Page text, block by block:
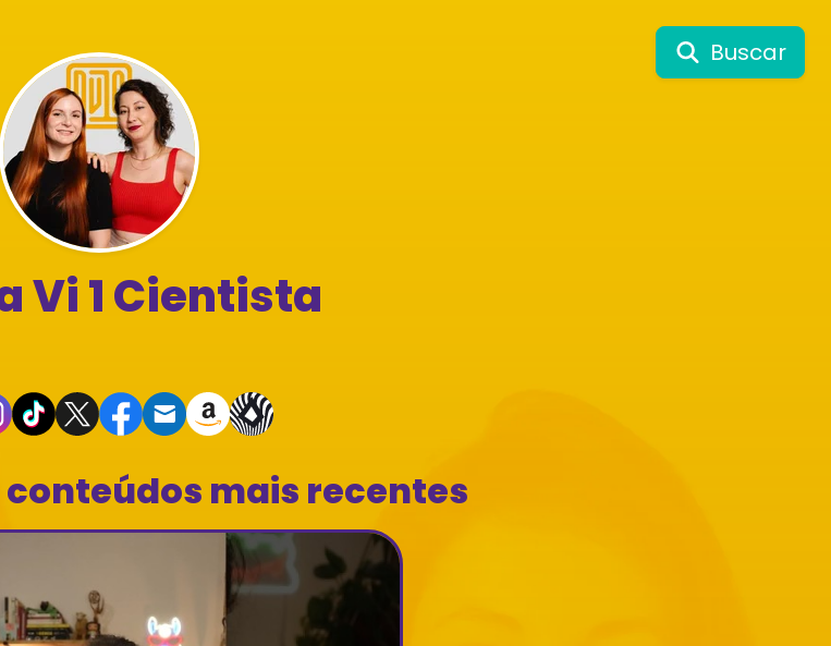
Buscar
Vi 1 Cientista
mais recentes